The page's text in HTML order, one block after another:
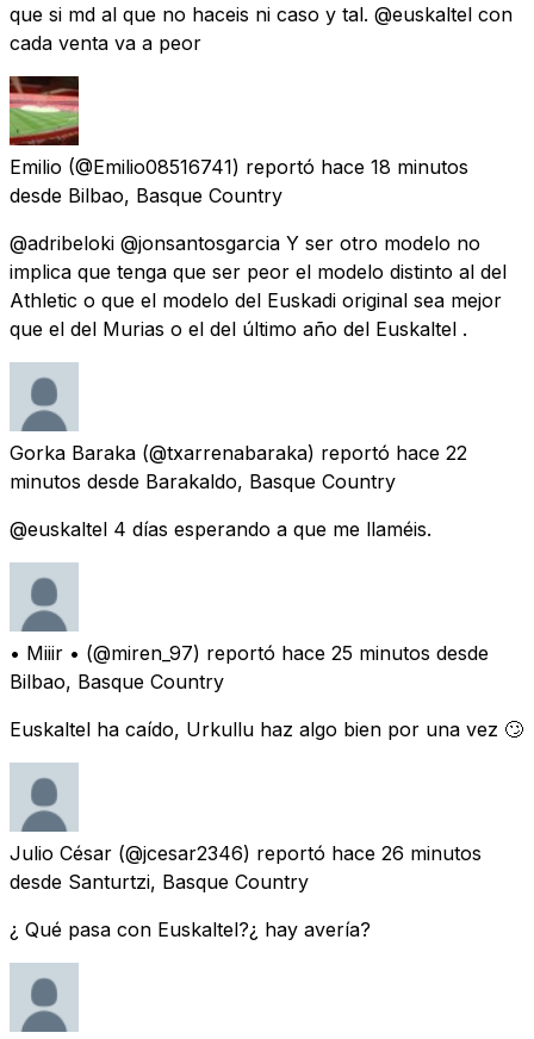
que si md al que no haceis ni caso y tal. @euskaltel con
cada venta va a peor
Emilio (@Emilio08516741) reportó hace 18 minutos
desde Bilbao, Basque Country
@adribeloki @jonsantosgarcia Y ser otro modelo no
implica que tenga que ser peor el modelo distinto al del
Athletic o que el modelo del Euskadi original sea mejor
que el del Murias o el del último año del Euskaltel .
Gorka Baraka (@txarrenabaraka) reportó hace 22
minutos desde Barakaldo, Basque Country
@euskaltel 4 días esperando a que me llaméis.
• Miiir • (@miren_97) reportó hace 25 minutos desde
Bilbao, Basque Country
Euskaltel ha caído, Urkullu haz algo bien por una vez 🙄
Julio César (@jcesar2346) reportó hace 26 minutos
desde Santurtzi, Basque Country
¿ Qué pasa con Euskaltel?¿ hay avería?